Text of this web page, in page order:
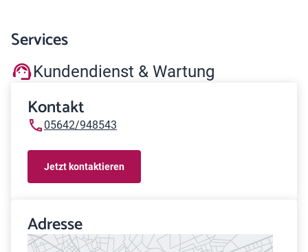
Services
Kundendienst & Wartung
Kontakt
05642/948543
Jetzt kontaktieren
Adresse